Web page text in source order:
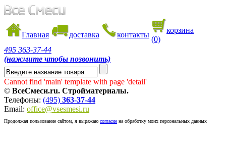
Главная доставка контакты
корзина
(0)
495 363-37-44
(нажмите чтобы позвонить)
Cannot find 'main' template with page 'detail'
© ВсеСмеси.ru. Стройматериалы.
Телефоны: (495) 363-37-44
Email: office@vsesmesi.ru
Продолжая пользование сайтом, я выражаю согласие на обработку моих персональных данных